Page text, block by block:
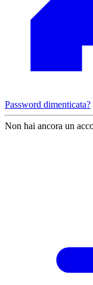
Password dimenticata?
Non hai ancora un